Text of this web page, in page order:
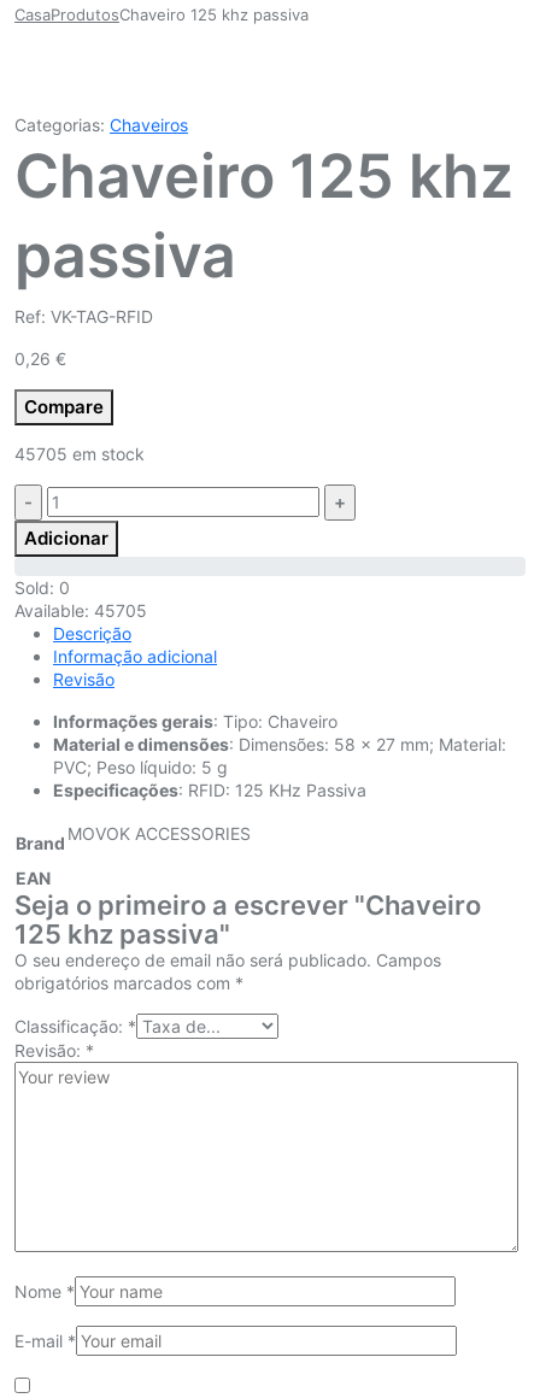
CasaProdutosChaveiro 125 khz passiva
Categorias: Chaveiros
Chaveiro 125 khz
passiva
Ref: VK-TAG-RFID
0,26 €
Compare
45705 em stock
Quantidade:
Adicionar
Sold: 0
Available: 45705
Descrição
Informação adicional
Revisão
Informações gerais: Tipo: Chaveiro
Material e dimensões: Dimensões: 58 x 27 mm; Material:
PVC; Peso líquido: 5 g
Especificações: RFID: 125 KHz Passiva
Brand MOVOK ACCESSORIES
EAN
Seja o primeiro a escrever "Chaveiro
125 khz passiva"
O seu endereço de email não será publicado. Campos
obrigatórios marcados com *
Classificação: *
Revisão: *
Nome *
E-mail *